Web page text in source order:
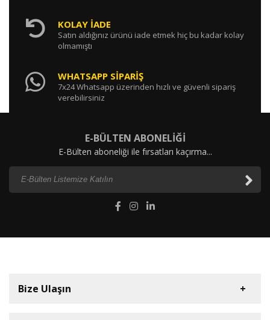
KOLAY İADE
Satın aldığınız ürünü iade etmek hiç bu kadar kolay
olmamıştı
WHATSAPP SİPARİŞ
7x24 Whatsapp üzerinden hızlı ve güvenli sipariş
verebilirsiniz
E-BÜLTEN ABONELİĞİ
E-Bülten aboneliği ile fırsatları kaçırma...
Bize Ulaşın